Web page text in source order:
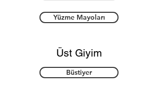
Yüzme Mayoları
Üst Giyim
Büstiyer